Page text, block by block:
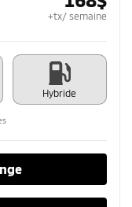
+tx/ semaine
Hybride